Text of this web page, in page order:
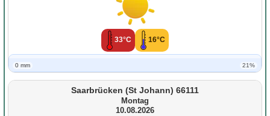
33°C 16°C
0 mm 21%
Saarbrücken (St Johann) 66111
Montag
10.08.2026